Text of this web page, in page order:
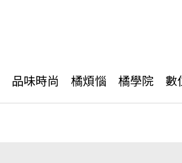
品味時尚 橘煩惱 橘學院 數